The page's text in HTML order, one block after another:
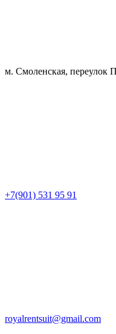
м. Смоленская, переулок
+7(901) 531 95 91
royalrentsuit@gmail.com